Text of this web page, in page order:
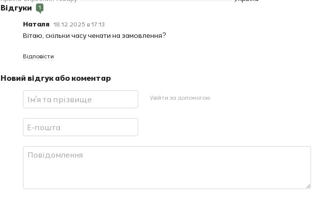
Відгуки 1
Наталя 18.12.2025 в 17:13
Вітаю, скільки часу чекати на замовлення?
Відповісти
Новий відгук або коментар
Увійти за допомогою